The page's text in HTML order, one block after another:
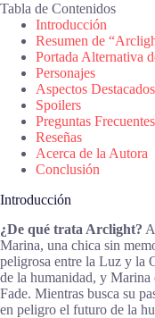
Tabla de Contenidos
Introducción
Resumen de
Portada Alternativa
Personajes
Aspectos Destacados
Spoilers
Preguntas
Reseñas
Acerca de la Autora
Conclusión
Introducción
¿De qué trata Arclight?
Marina, una chica sin
peligrosa entre la Luz y la
de la humanidad, y Marina
Fade. Mientras busca su
en peligro el futuro de la